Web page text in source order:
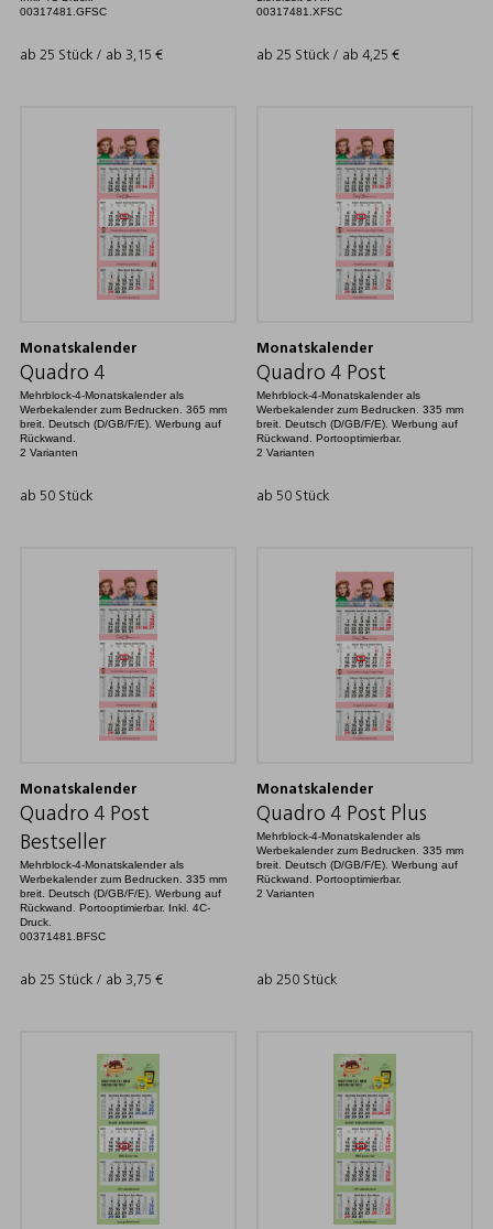
00317481.GFSC
ab 25 Stück / ab 3,15 €
00317481.XFSC
ab 25 Stück / ab 4,25 €
Monatskalender
Quadro 4
Mehrblock-4-Monatskalender als
Werbekalender zum Bedrucken. 365 mm
breit. Deutsch (D/GB/F/E). Werbung auf
Rückwand.
2 Varianten
ab 50 Stück
Monatskalender
Quadro 4 Post
Mehrblock-4-Monatskalender als
Werbekalender zum Bedrucken. 335 mm
breit. Deutsch (D/GB/F/E). Werbung auf
Rückwand. Portooptimierbar.
2 Varianten
ab 50 Stück
Monatskalender
Quadro 4 Post
Bestseller
Mehrblock-4-Monatskalender als
Werbekalender zum Bedrucken. 335 mm
breit. Deutsch (D/GB/F/E). Werbung auf
Rückwand. Portooptimierbar. Inkl. 4C-
Druck.
00371481.BFSC
ab 25 Stück / ab 3,75 €
Monatskalender
Quadro 4 Post Plus
Mehrblock-4-Monatskalender als
Werbekalender zum Bedrucken. 335 mm
breit. Deutsch (D/GB/F/E). Werbung auf
Rückwand. Portooptimierbar.
2 Varianten
ab 250 Stück